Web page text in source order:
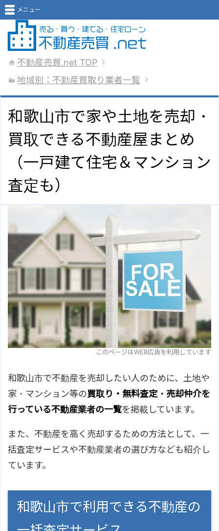
メニュー
不動産売買.net TOP
地域別：不動産買取り業者一覧
和歌山市で家や土地を売却・
買取できる不動産屋まとめ
（一戸建て住宅＆マンション
査定も）
このページはWEB広告を利用しています
和歌山市で不動産を売却したい人のために、土地や
家・マンション等の買取り・無料査定・売却仲介を
行っている不動産業者の一覧を掲載しています。
また、不動産を高く売却するための方法として、一
括査定サービスや不動産業者の選び方なども紹介し
ています。
和歌山市で利用できる不動産の